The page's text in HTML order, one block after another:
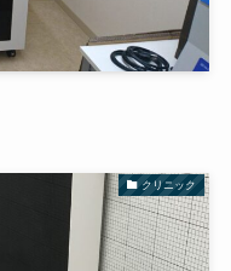
クリニック